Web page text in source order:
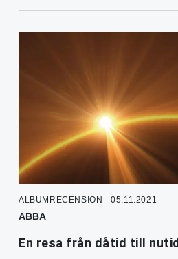
ALBUMRECENSION - 05.11.2021
ABBA
En resa från dåtid till nutid